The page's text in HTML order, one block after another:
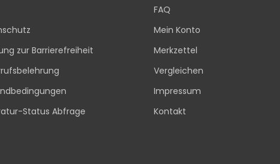
zur Barrierefreiheit
Status Abfrage
FAQ
Mein Konto
Merkzettel
Vergleichen
Impressum
Kontakt